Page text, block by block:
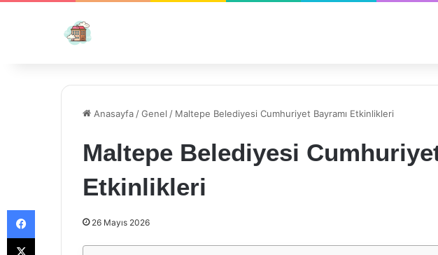
Anasayfa /Genel / Maltepe Belediyesi Cumhuriyet Bayramı Etkinlikleri
Maltepe Belediyesi
Etkinlikleri
26 Mayıs 2026
Facebook
X